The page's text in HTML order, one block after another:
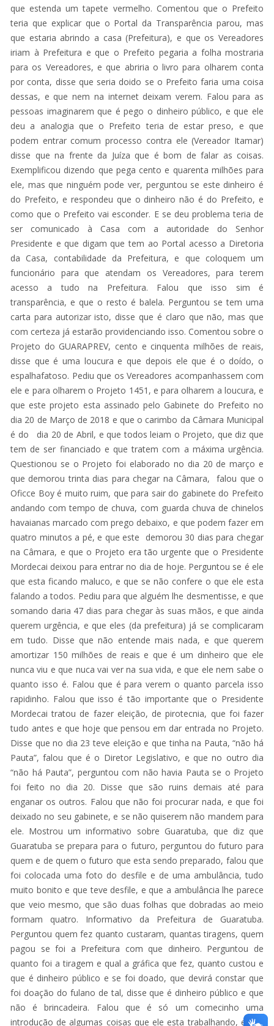
que estenda um tapete vermelho. Comentou que o Prefeito
teria que explicar que o Portal da Transparência parou, mas
que estaria abrindo a casa (Prefeitura), e que os Vereadores
iriam à Prefeitura e que o Prefeito pegaria a folha mostraria
para os Vereadores, e que abriria o livro para olharem conta
por conta, disse que seria doido se o Prefeito faria uma coisa
dessas, e que nem na internet deixam verem. Falou para as
pessoas imaginarem que é pego o dinheiro público, e que ele
deu a analogia que o Prefeito teria de estar preso, e que
podem entrar comum processo contra ele (Vereador Itamar)
disse que na frente da Juíza que é bom de falar as coisas.
Exemplificou dizendo que pega cento e quarenta milhões para
ele, mas que ninguém pode ver, perguntou se este dinheiro é
do Prefeito, e respondeu que o dinheiro não é do Prefeito, e
como que o Prefeito vai esconder. E se deu problema teria de
ser comunicado à Casa com a autoridade do Senhor
Presidente e que digam que tem ao Portal acesso a Diretoria
da Casa, contabilidade da Prefeitura, e que coloquem um
funcionário para que atendam os Vereadores, para terem
acesso a tudo na Prefeitura. Falou que isso sim é
transparência, e que o resto é balela. Perguntou se tem uma
carta para autorizar isto, disse que é claro que não, mas que
com certeza já estarão providenciando isso. Comentou sobre o
Projeto do GUARAPREV, cento e cinquenta milhões de reais,
disse que é uma loucura e que depois ele que é o doído, o
espalhafatoso. Pediu que os Vereadores acompanhassem com
ele e para olharem o Projeto 1451, e para olharem a loucura, e
que este projeto esta assinado pelo Gabinete do Prefeito no
dia 20 de Março de 2018 e que o carimbo da Câmara Municipal
é do dia 20 de Abril, e que todos leiam o Projeto, que diz que
tem de ser financiado e que tratem com a máxima urgência.
Questionou se o Projeto foi elaborado no dia 20 de março e
que demorou trinta dias para chegar na Câmara, falou que o
Oficce Boy é muito ruim, que para sair do gabinete do Prefeito
andando com tempo de chuva, com guarda chuva de chinelos
havaianas marcado com prego debaixo, e que podem fazer em
quatro minutos a pé, e que este demorou 30 dias para chegar
na Câmara, e que o Projeto era tão urgente que o Presidente
Mordecai deixou para entrar no dia de hoje. Perguntou se é ele
que esta ficando maluco, e que se não confere o que ele esta
falando a todos. Pediu para que alguém lhe desmentisse, e que
somando daria 47 dias para chegar às suas mãos, e que ainda
querem urgência, e que eles (da prefeitura) já se complicaram
em tudo. Disse que não entende mais nada, e que querem
amortizar 150 milhões de reais e que é um dinheiro que ele
nunca viu e que nuca vai ver na sua vida, e que ele nem sabe o
quanto isso é. Falou que é para verem o quanto parcela isso
rapidinho. Falou que isso é tão importante que o Presidente
Mordecai tratou de fazer eleição, de pirotecnia, que foi fazer
tudo antes e que hoje que pensou em dar entrada no Projeto.
Disse que no dia 23 teve eleição e que tinha na Pauta, “não há
Pauta”, falou que é o Diretor Legislativo, e que no outro dia
“não há Pauta”, perguntou com não havia Pauta se o Projeto
foi feito no dia 20. Disse que são ruins demais até para
enganar os outros. Falou que não foi procurar nada, e que foi
deixado no seu gabinete, e se não quiserem não mandem para
ele. Mostrou um informativo sobre Guaratuba, que diz que
Guaratuba se prepara para o futuro, perguntou do futuro para
quem e de quem o futuro que esta sendo preparado, falou que
foi colocada uma foto do desfile e de uma ambulância, tudo
muito bonito e que teve desfile, e que a ambulância lhe parece
que veio mesmo, que são duas folhas que dobradas ao meio
formam quatro. Informativo da Prefeitura de Guaratuba.
Perguntou quem fez quanto custaram, quantas tiragens, quem
pagou se foi a Prefeitura com que dinheiro. Perguntou de
quanto foi a tiragem e qual a gráfica que fez, quanto custou e
que é dinheiro público e se foi doado, que devirá constar que
foi doação do fulano de tal, disse que é dinheiro público e que
não é brincadeira. Falou que é só um comecinho uma
introdução de algumas coisas que ele esta trabalhando, e que